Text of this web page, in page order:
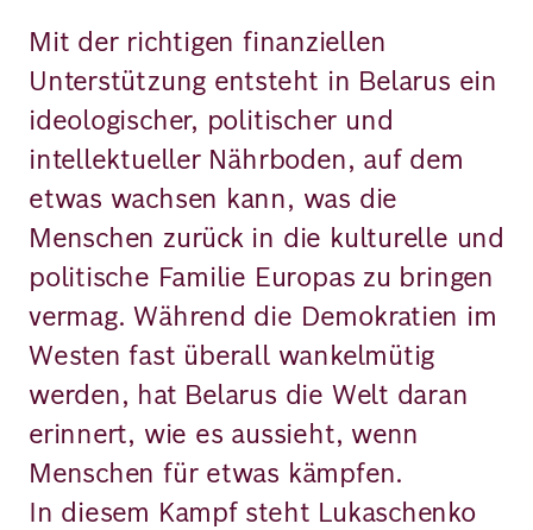
Mit der richtigen finanziellen
Unterstützung entsteht in Belarus ein
ideologischer, politischer und
intellektueller Nährboden, auf dem
etwas wachsen kann, was die
Menschen zurück in die kulturelle und
politische Familie Europas zu bringen
vermag. Während die Demokratien im
Westen fast überall wankelmütig
werden, hat Belarus die Welt daran
erinnert, wie es aussieht, wenn
Menschen für etwas kämpfen.
In diesem Kampf steht Lukaschenko